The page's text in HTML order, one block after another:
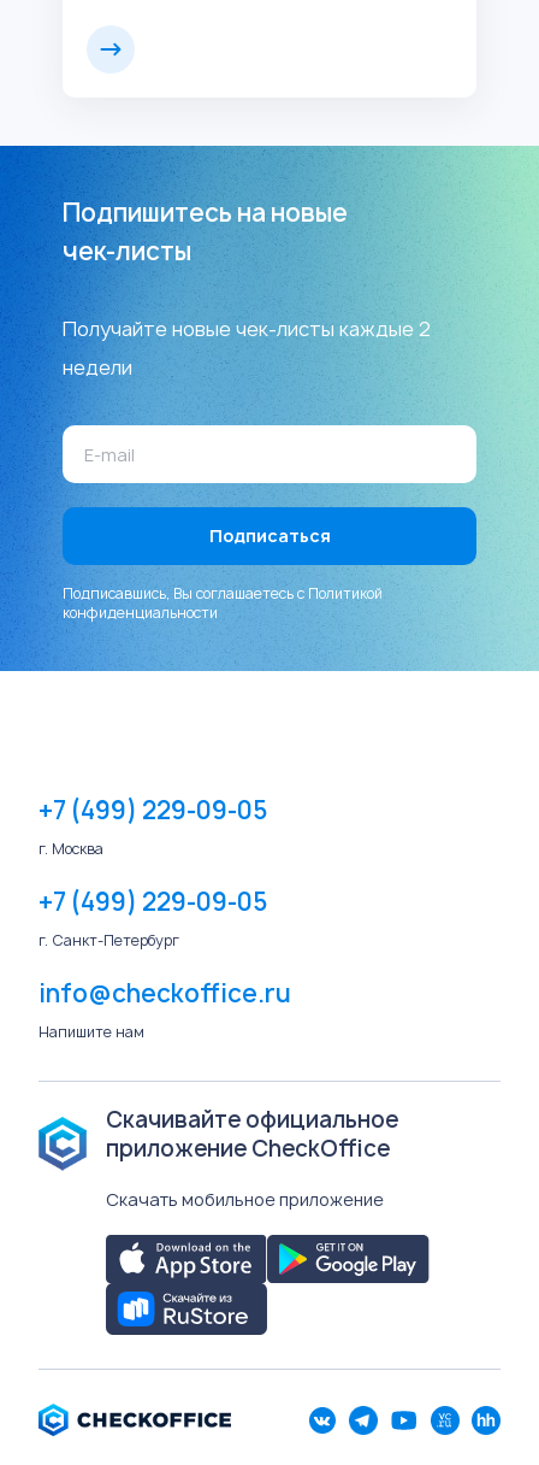
Подпишитесь на новые
чек-листы
Получайте новые чек-листы каждые 2
недели
Подписавшись, Вы соглашаетесь с Политикой
конфиденциальности
+7 (499) 229-09-05
г. Москва
+7 (499) 229-09-05
г. Санкт-Петербург
info@checkoffice.ru
Напишите нам
Скачивайте официальное
приложение CheckOffice
Скачать мобильное приложение